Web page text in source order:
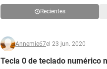
Recientes
Annemie67el 23 jun. 2020
Tecla 0 de teclado numérico